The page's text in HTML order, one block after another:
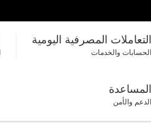
التعاملات المصرفية اليومية
الحسابات والخدمات
المساعدة
الدعم والأمن